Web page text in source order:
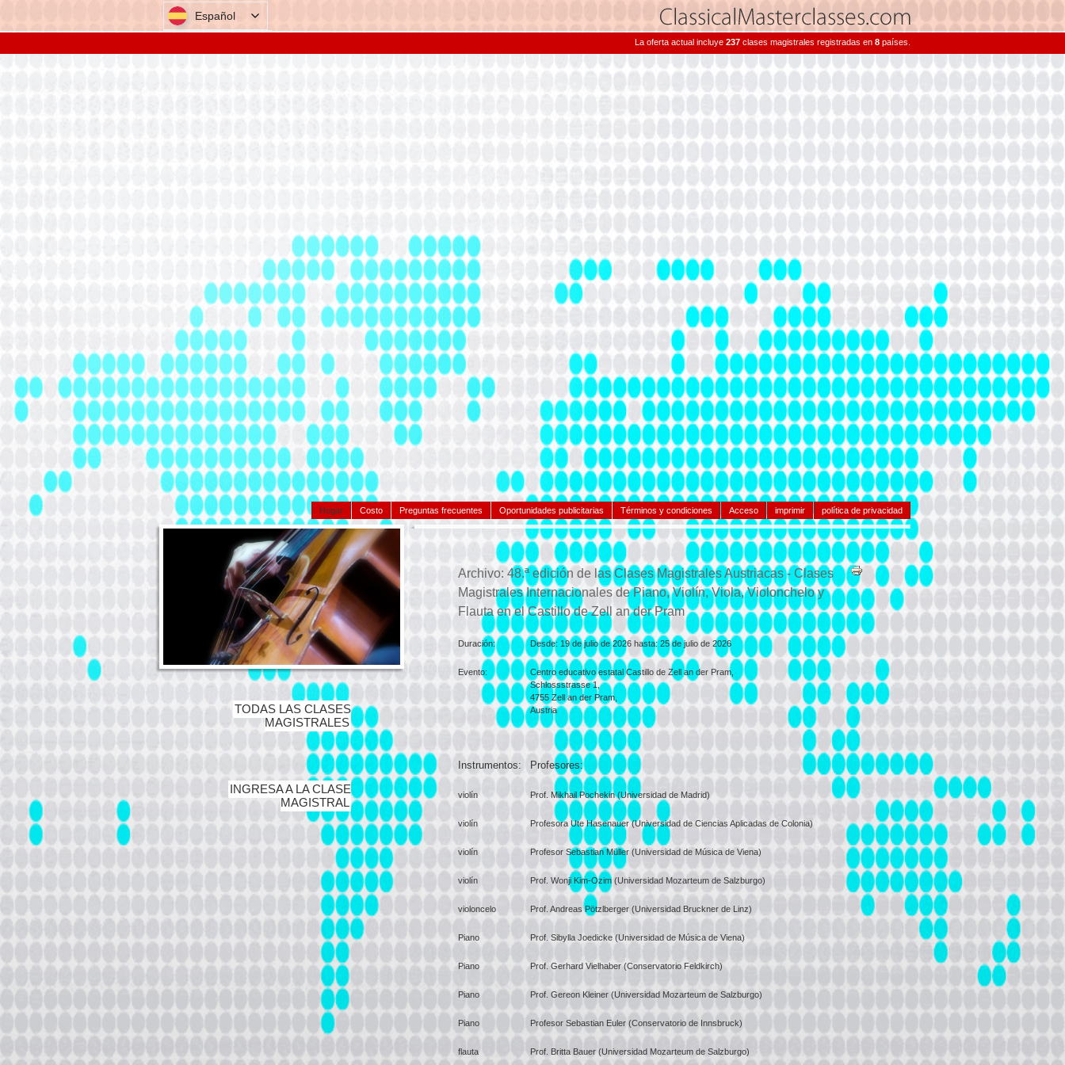
Español
La oferta actual incluye 237clases magistrales registradas en 8países.
política de privacidad
imprimir
Acceso
Términos y condiciones
Oportunidades publicitarias
Preguntas frecuentes
Costo
Hogar
TODAS LAS CLASES
MAGISTRALES
INGRESA A LA CLASE
MAGISTRAL
Archivo: 48.ª edición de las Clases Magistrales Austriacas - Clases
Magistrales Internacionales de Piano, Violín, Viola, Violonchelo y
Flauta en el Castillo de Zell an der Pram
Duración: Desde: 19 de julio de 2026 hasta:25 de julio de 2026
Evento:
Centro educativo estatal Castillo de Zell an der Pram,
Schlossstrasse 1,
4755 Zell an der Pram,
Austria
Instrumentos: Profesores:
violín Prof. Mikhail Pochekin (Universidad de Madrid)
violín Profesora Ute Hasenauer (Universidad de Ciencias Aplicadas de Colonia)
violín Profesor Sebastian Müller (Universidad de Música de Viena)
violín Prof. Wonji Kim-Ozim (Universidad Mozarteum de Salzburgo)
violoncelo Prof. Andreas Pötzlberger (Universidad Bruckner de Linz)
Piano Prof. Sibylla Joedicke (Universidad de Música de Viena)
Piano Prof. Gerhard Vielhaber (Conservatorio Feldkirch)
Piano Prof. Gereon Kleiner (Universidad Mozarteum de Salzburgo)
Piano Profesor Sebastian Euler (Conservatorio de Innsbruck)
flauta Prof. Britta Bauer (Universidad Mozarteum de Salzburgo)